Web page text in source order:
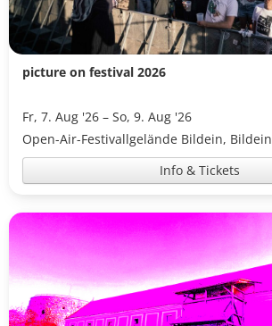
picture on festival 2026
Fr, 7. Aug '26 – So, 9. Aug '26
Open-Air-Festivallgelände Bildein, Bildein
Info & Tickets